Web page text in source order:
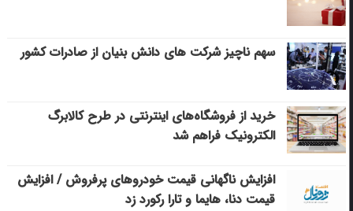
سهم ناچیز شرکت های دانش بنیان از صادرات کشور
خرید از فروشگاه‌های اینترنتی در طرح کالابرگ
الکترونیک فراهم شد
افزایش ناگهانی قیمت خودروهای پرفروش / افزایش
قیمت دنا، هایما و تارا رکورد زد